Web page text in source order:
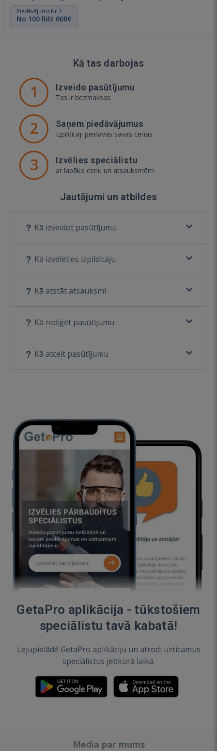
Piedāvājums Nr.1
No 100 līdz 600€
Kā tas darbojas
1 Izveido pasūtījumu
Tas ir bezmaksas
2 Saņem piedāvājumus
Izpildītāji piedāvās savas cenas
3 Izvēlies speciālistu
ar labāko cenu un atsauksmēm
Jautājumi un atbildes
Kā izveidot pasūtījumu
Kā izvēlēties izpildītāju
Kā atstāt atsauksmi
Kā rediģēt pasūtījumu
Kā atcelt pasūtījumu
GetaPro aplikācija - tūkstošiem
speciālistu tavā kabatā!
Lejupielādē GetaPro aplikāciju un atrodi uzticamus
speciālistus jebkurā laikā.
Media par mums